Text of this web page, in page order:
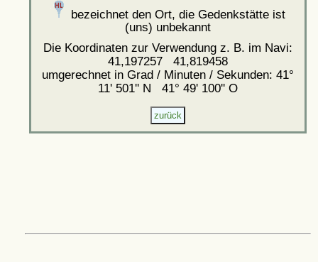
bezeichnet den Ort, die Gedenkstätte ist
(uns) unbekannt
Die Koordinaten zur Verwendung z. B. im Navi:
41,197257 41,819458
umgerechnet in Grad / Minuten / Sekunden: 41°
11' 501'' N 41° 49' 100'' O